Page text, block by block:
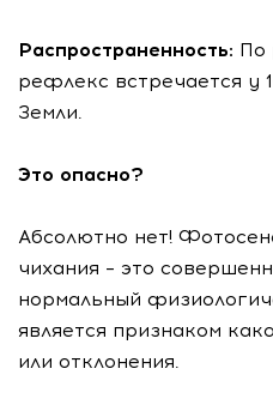
Распространенность: По
рефлекс встречается у
Земли.
Это опасно?
Абсолютно нет!
чихания – это
нормальный
является признаком
или отклонения.